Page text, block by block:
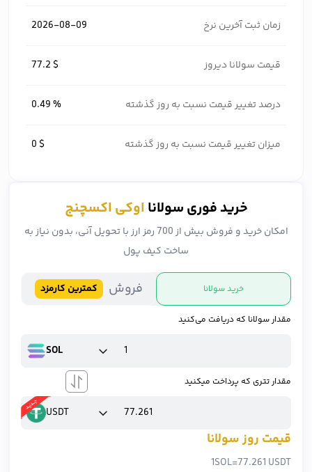
زمان ثبت آخرین نرخ 2026-08-09
قیمت سولانا دیروز 77.2 $
درصد تغییر قیمت نسبت به روز گذشته 0.49 %
میزان تغییر قیمت نسبت به روز گذشته 0 $
خرید فوری سولانا اوکی اکسچنج
امکان خرید و فروش بیش از 700 رمز ارز با تحویل آنی، بدون نیاز به
ساخت کیف پول
خرید سولانا فروش کمترین کارمزد
مقدار سولانا که دریافت می‌کنید
SOL
مقدار تتری که پرداخت میکنید
USDT
قیمت روز سولانا
1SOL=77.261 USDT